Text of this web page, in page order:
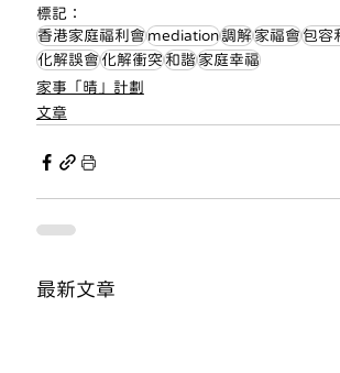
標記：
香港家庭福利會mediation調解家福會包容
化解誤會化解衝突和諧家庭幸福
家事「晴」計劃
文章
最新文章